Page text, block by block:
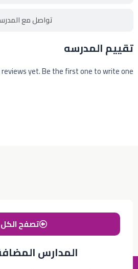
تواصل مع
تقييم المدرسه
yet. Be the first one to write one.
المدارس
تصفح الكل